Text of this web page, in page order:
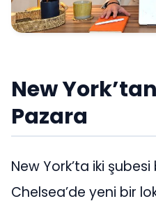
New
Pazara
New York’ta iki
Chelsea’de yeni bir